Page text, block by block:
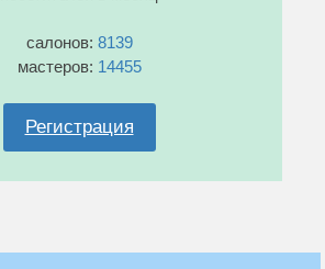
салонов: 8139
мастеров: 14455
Регистрация